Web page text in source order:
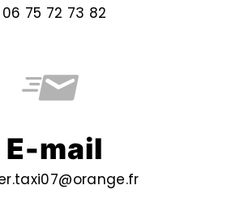
06 75 72 73 82
E-mail